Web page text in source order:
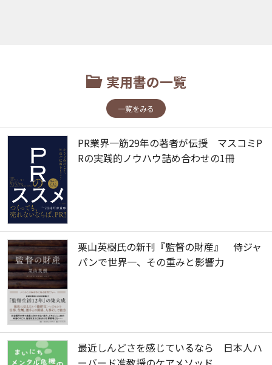
実用書の一覧
一覧をみる
PR業界一筋29年の著者が伝授 マスコミP
Rの実践的ノウハウ詰め合わせの1冊
栗山英樹氏の新刊『監督の財産』 侍ジャ
パンで世界一、その重みと影響力
最近しんどさを感じているなら 日本人ハ